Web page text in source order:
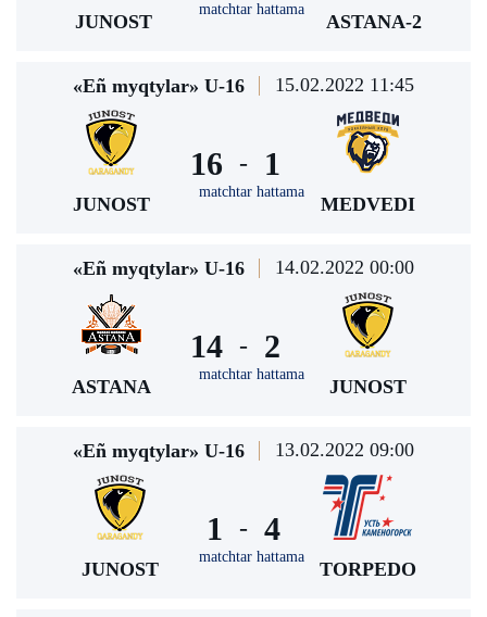
JUNOST
matchtar hattama
ASTANA-2
«Eñ myqtylar» U-16 15.02.2022 11:45
JUNOST
16 -
matchtar hattama
1
MEDVEDI
«Eñ myqtylar» U-16 14.02.2022 00:00
ASTANA
14 -
matchtar hattama
2
JUNOST
«Eñ myqtylar» U-16 13.02.2022 09:00
JUNOST
1 -
matchtar hattama
4
TORPEDO